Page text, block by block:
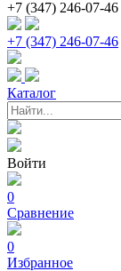
+7 (347) 246-07-46
+7 (347) 246-07-46
Каталог
Войти
0
Сравнение
0
Избранное